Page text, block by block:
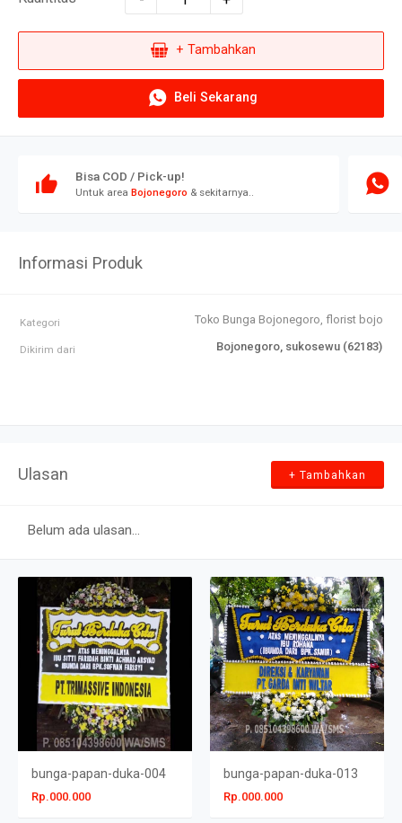
+ Tambahkan
Beli Sekarang
Bisa COD / Pick-up!
Untuk area Bojonegoro & sekitarnya..
Informasi Produk
Kategori Toko Bunga Bojonegoro, florist
Dikirim dari Bojonegoro, sukosewu (62183)
+ Tambahkan
Ulasan
Belum ada ulasan...
bunga-papan-duka-004
Rp.000.000
bunga-papan-duka-013
Rp.000.000